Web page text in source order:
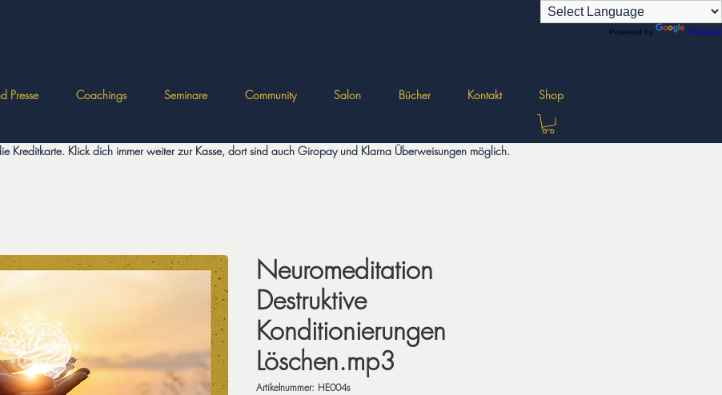
Powered by Translate
Presse Coachings Seminare Community Salon Bücher Kontakt Shop
Neuromeditation
Destruktive
Konditionierungen
Löschen.mp3
Artikelnummer: HE004s
Kreditkarte. Klick dich immer weiter zur Kasse, dort sind auch Giropay und Klarna Überweisungen möglich.